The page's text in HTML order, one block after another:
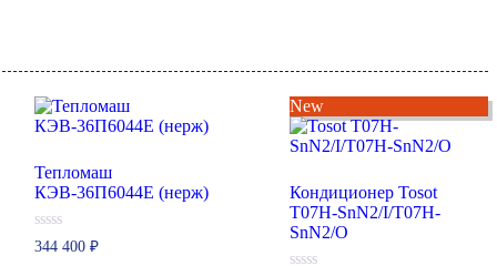
Тепломаш
КЭВ-36П6044Е (нерж)
0
из
344 400 ₽
New
Кондиционер Tosot
T07H-SnN2/I/T07H-
SnN2/O